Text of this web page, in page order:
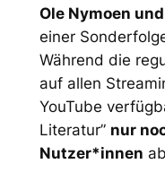
Ole Nymoen
einer
Während die
auf allen
YouTube
Literatur” nur
Nutzer*innen